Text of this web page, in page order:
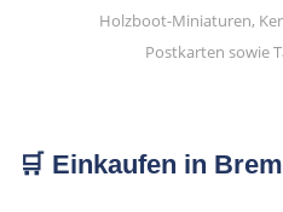
🛒 Einkaufen in
Warschau
Łódź